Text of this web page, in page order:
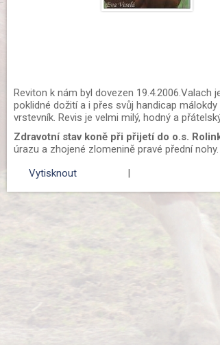
Reviton k nám byl dovezen
poklidné dožití a i přes svůj handicap
vrstevník. Revis je velmi milý, hodný a
Zdravotní stav koně při přijetí do o.s.
úrazu a zhojené zlomenině pravé přední nohy.
Vytisknout
|